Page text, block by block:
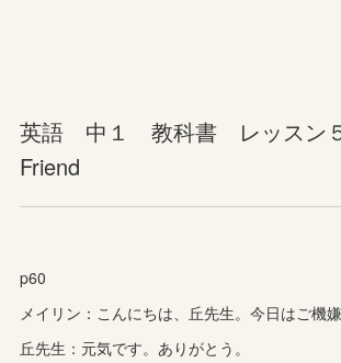
英語 中１ 教科書 レッスン
Friend
p60
メイリン：こんにちは、丘先生。今日はご機
丘先生：元気です。ありがとう。